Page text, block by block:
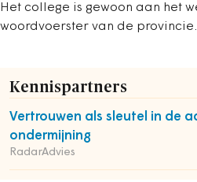
Het college is gewoon aan het
woordvoerster van de provincie.
Kennispartners
Vertrouwen als sleutel in de
ondermijning
RadarAdvies